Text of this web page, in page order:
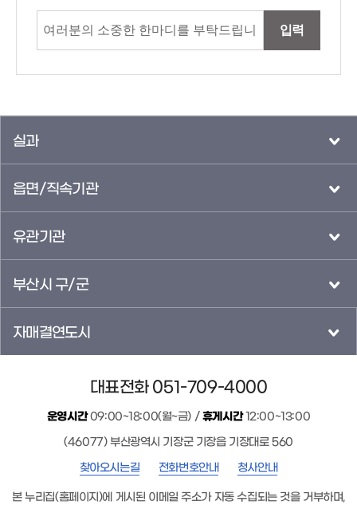
입력
실과
읍면/직속기관
유관기관
부산시 구/군
자매결연도시
대표전화 051-709-4000
운영시간09:00~18:00(월~금) /휴게시간12:00~13:00
(46077) 부산광역시 기장군 기장읍 기장대로 560
찾아오시는길
전화번호안내 청사안내
본 누리집(홈페이지)에 게시된 이메일 주소가 자동 수집되는 것을 거부하며,